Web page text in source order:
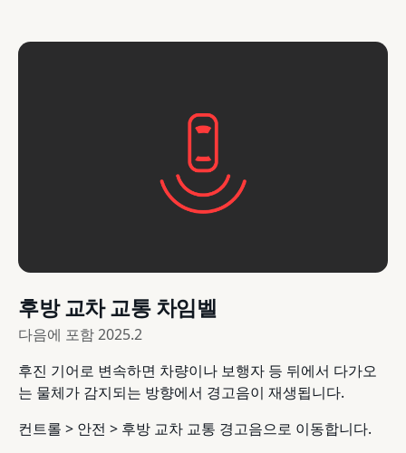
후방 교차 교통 차임벨
다음에 포함2025.2
후진 기어로 변속하면 차량이나 보행자 등 뒤에서 다가오
는 물체가 감지되는 방향에서 경고음이 재생됩니다.
컨트롤 > 안전 > 후방 교차 교통 경고음으로 이동합니다.